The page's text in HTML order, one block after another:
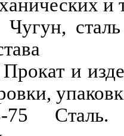
и
75